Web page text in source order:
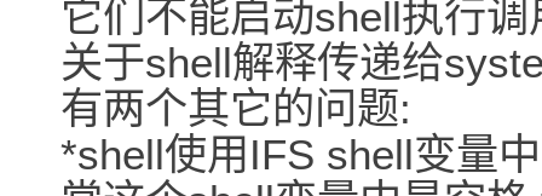
它们不能启动shell执行
关于shell解释传递给
有两个其它的问题:
*shell使用IFS shell变量